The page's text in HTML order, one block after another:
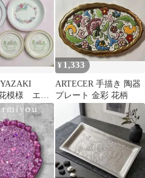
模様 エッ
ザイン他 5
¥ 1,333
ARTECER 手描き 陶器
プレート 金彩 花柄